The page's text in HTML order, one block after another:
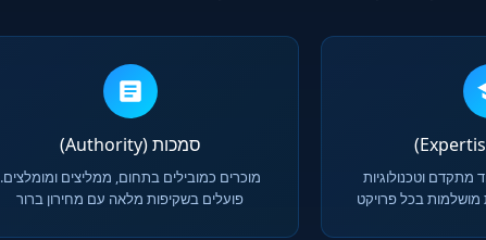
מתקדם וטכנולוגיות
בכל פרויקט
סמכות (Authority)
מוכרים כמובילים בתחום, ממליצים ומומלצים.
פועלים בשקיפות מלאה עם מחירון ברור